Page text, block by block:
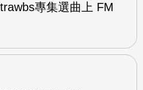
專集選曲上 FM